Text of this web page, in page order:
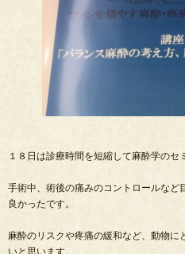
１８日は診療時間を短縮して麻酔学のセ
手術中、術後の痛みのコントロールなど
良かったです。
麻酔のリスクや疼痛の緩和など、動物に